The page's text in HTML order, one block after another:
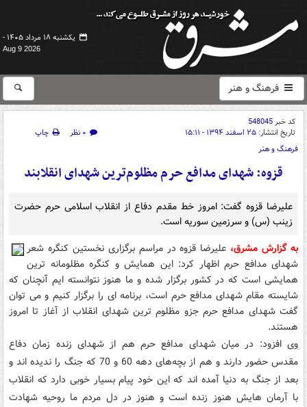
یکشنبه ۱۸ مرداد ۱۴۰۵ -
Aug 9 2026
فرهنگ و هنر
کد خبر548045
تاریخ انتشار: ۲۵ اسفند ۱۳۹۴ - ۱۵:۱۱ ۰ نظر
چاپ
فرهنگ و هنر
قزوه: شهدای مدافع حرم مظلوم‌ترین شهدای انقلابند
علیرضا قزوه گفت: امروز خط مقدم دفاع از انقلاب اسلامی حرم حضرت
زینب (س) و سرزمین سوریه است.
به گزارش مشرق، علیرضا قزوه در مراسم برگزاری نخستین کنگره شعر
شهدای مدافع حرم اظهار کرد: این همایش و کنگره مظلومانه ترین
همایشی است که در کشور برگزار شده و ما هنوز نتوانسته ایم آنچنان که
شایسته مقام شهدای مدافع حرم است، برنامه ای را برگزار کنیم و می توان
گفت شهدای مدافع حرم جزو مظلوم ترین شهدای انقلاب از آغاز تا امروز
هستند.
وی افزود: در میان شهدای مدافع حرم هم از شهدای زنده زمان دفاع
مقدس حضور دارند و هم از بچه‌های دهه 60 و 70 که جنگ را ندیده اند و
بعد از جنگ به دنیا آمده اند که این خود پیام بسیار خوبی دارد که انقلاب
با آرمان هایش هنوز زنده است و هنوز در دل مردم ما روحیه شهادت